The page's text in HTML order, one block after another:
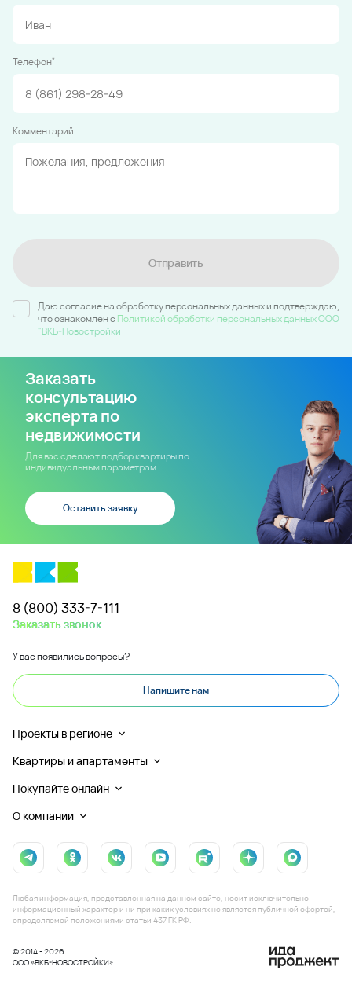
Телефон*
Комментарий
Отправить
Даю согласие на обработку персональных данных и подтверждаю,
что ознакомлен c Политикой обработки персональных данных ООО
"ВКБ-Новостройки
Заказать
консультацию
эксперта по
недвижимости
Для вас сделают подбор квартиры по
индивидуальным параметрам
Оставить заявку
8 (800) 333-7-111
Заказать звонок
У вас появились вопросы?
Напишите нам
Проекты в регионе
Квартиры и апартаменты
Покупайте онлайн
О компании
© 2014 - 2026
ООО «ВКБ-НОВОСТРОЙКИ»
Любая информация, представленная на данном сайте, носит исключительно
информационный характер и ни при каких условиях не является публичной офертой,
определяемой положениями статьи 437 ГК РФ.